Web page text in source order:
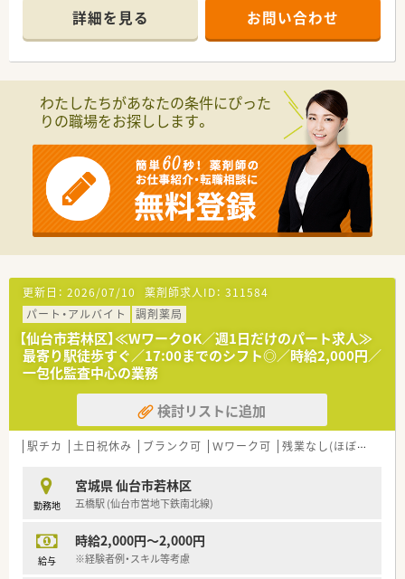
のため専門性を高めることができます。
■処方箋は1日平均80枚、日曜は100枚程度で、薬剤師は常時4名
体制で業務にあたります。
■ご経験や能力を考慮し、年収450万円から550万円の範囲で優
遇されるため、高収入が期待できます。
■年間休日は120日以上あり、土曜日と他1日の完全週休2日制で
■世帯主の方には住宅手当を支給するほか、退職金制度や産休・
育休制度など福利厚生が充実しています。
【職場環境と雰囲気】
■管理薬剤師をはじめ20代から30代の若手スタッフが中心とな
って活躍しており、活気のある職場です。
■広々とした調剤室には自動分包機などの最新機器が導入され、
■門前のクリニックとは日頃から密に連携が取れており、疑義照
会などもスムーズに行える関係性です。
【法人特徴について】
■仙台市内に複数の調剤薬局を展開しており、地域に根差した医
療の提供を理念として掲げています。
■医療ビル内に店舗を集中して展開することで、医療機関との強
固な連携と安定した経営基盤を確立しています。
■薬剤師会が主催する研修への参加費用を会社が負担するなど、
社員のスキルアップを積極的に支援します。
詳細を見る お問い合わせ
わたしたちがあなたの条件にぴった
りの職場をお探しします。
更新日： 2026/07/10 薬剤師求人ID： 311584
パート・アルバイト
調剤薬局
【仙台市若林区】≪WワークOK／週1日だけのパート求人≫
最寄り駅徒歩すぐ／17:00までのシフト◎／時給2,000円／
一包化監査中心の業務
検討リストに追加
駅チカ 土日祝休み ブランク可 Ｗワーク可 残業なし(ほぼなし含む)
勤務地
宮城県 仙台市若林区
五橋駅 (仙台市営地下鉄南北線)
給与
時給2,000円～2,000円
※経験者例・スキル等考慮